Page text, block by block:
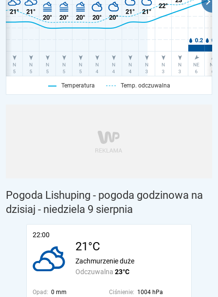
Temperatura Temp. odczuwalna
Pogoda Lishuping - pogoda godzinowa na
dzisiaj - niedziela 9 sierpnia
22:00
21°C
Odczuwalna 23°C
Zachmurzenie duże
Opad: 0 mm Ciśnienie: 1004 hPa